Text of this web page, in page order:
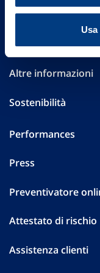
Governance
Investor Relations
Altre informazioni
Sostenibilità
Performances
Press
Preventivatore
Attestato di rischio
Assistenza clienti